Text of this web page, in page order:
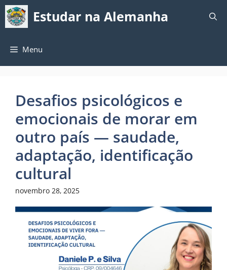
Pular
para
conteúdo
Estudar na Alemanha
Menu
Desafios psicológicos e
emocionais de morar em
outro país — saudade,
adaptação, identificação
cultural
novembro 28, 2025